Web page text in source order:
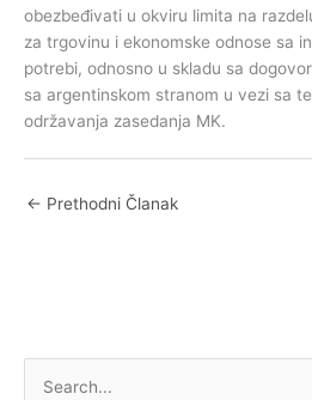
obezbeđivati u okviru limita na
za trgovinu i ekonomske odnose sa
potrebi, odnosno u skladu sa
sa argentinskom stranom u vezi sa
održavanja zasedanja MK.
← Prethodni Članak